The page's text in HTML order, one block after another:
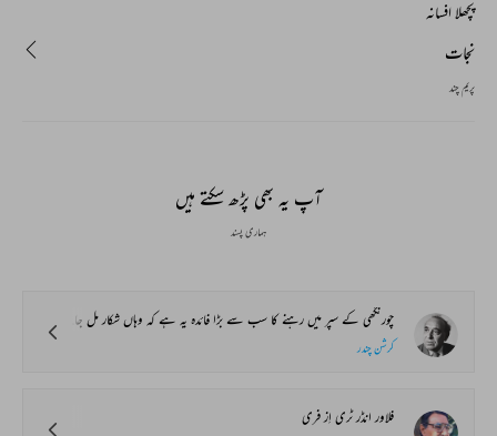
پچھلا افسانہ
نجات
پریم چند
آپ یہ بھی پڑھ سکتے ہیں
ہماری پسند
چورنگھی کے سپر میں رہنے کا سب سے بڑا فائدہ یہ ہے کہ وہاں شکار مل جاتا ہے۔ کلکتہ کے کسی ہوٹل میں اتنا اچھا شکار نہیں ملتا جتنا سپر میں۔ اور جتنا اچھا شکار کرسمس کے دنوں میں ملتا ہے اتنا کسی دوسرے سیزن میں نہیں ملتا۔ میں اب تک سات بار کلکتے آچکا ہوں صرف دو بار خالی ہاتھ لوٹا ورنہ ہمیشہ مزے کئے اور بینک بیلنس الگ بنایا۔
کرشن چندر
فلاور انڈر ٹری اِز فری